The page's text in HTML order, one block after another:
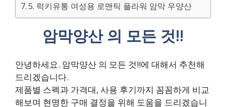
5. 럭키유통 여성용 로맨틱 플라워 암막 우양산
암막양산 의 모든 것!!
안녕하세요. 암막양산 의 모든 것!!에 대해서 추천해
드리겠습니다.
제품별 스펙과 가격대, 사용 후기까지 꼼꼼하게 비교
해보며 현명한 구매 결정을 위해 도움을 드리겠습니